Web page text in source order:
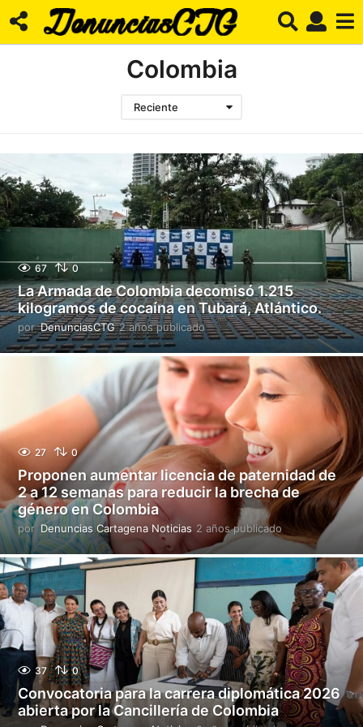
Colombia
Reciente
67 0
La Armada de Colombia decomisó 1.215
kilogramos de cocaína en Tubará, Atlántico.
por DenunciasCTG 2 años publicado2
a
ñ
s
p
u
b
l
i
c
a
o
27 0
Proponen aumentar licencia de paternidad de
2 a 12 semanas para reducir la brecha de
género en Colombia
por Denuncias Cartagena Noticias 2 años publicado
a
ñ
o
u
b
c
a
d
37 0
Convocatoria para la carrera diplomática 2026
abierta por la Cancillería de Colombia